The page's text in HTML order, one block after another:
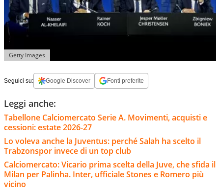
Getty Images
Seguici su: Google Discover Fonti preferite
Leggi anche:
Tabellone Calciomercato Serie A. Movimenti, acquisti e
cessioni: estate 2026-27
Lo voleva anche la Juventus: perché Salah ha scelto il
Trabzonspor invece di un top club
Calciomercato: Vicario prima scelta della Juve, che sfida il
Milan per Palinha. Inter, ufficiale Stones e Romero più
vicino